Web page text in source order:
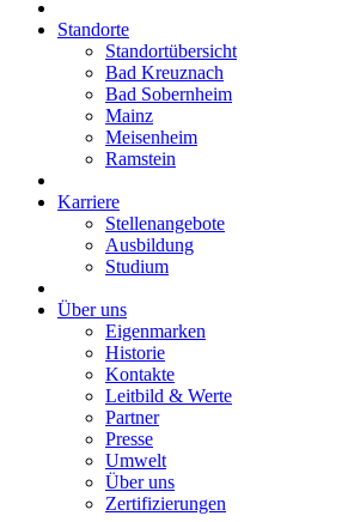
Standorte
Standortübersicht
Bad Kreuznach
Bad Sobernheim
Mainz
Meisenheim
Ramstein
Karriere
Stellenangebote
Ausbildung
Studium
Über uns
Eigenmarken
Historie
Kontakte
Leitbild & Werte
Partner
Presse
Umwelt
Über uns
Zertifizierungen